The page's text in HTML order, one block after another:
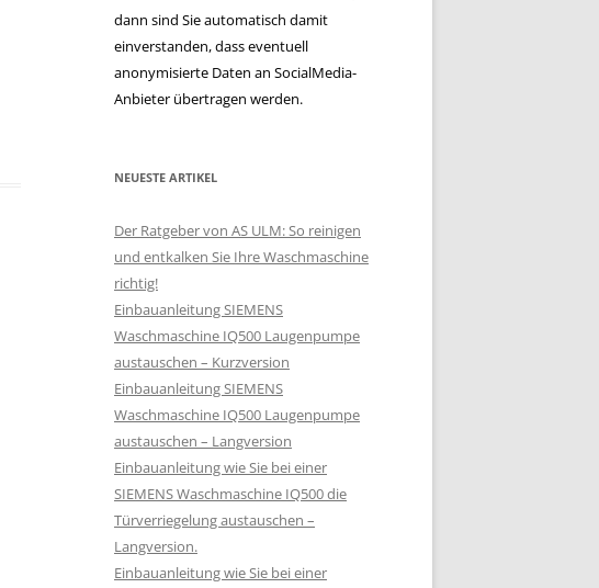
dann sind Sie automatisch damit
einverstanden, dass eventuell
anonymisierte Daten an SocialMedia-
Anbieter übertragen werden.
NEUESTE ARTIKEL
Der Ratgeber von AS ULM: So reinigen
und entkalken Sie Ihre Waschmaschine
richtig!
Einbauanleitung SIEMENS
Waschmaschine IQ500 Laugenpumpe
austauschen – Kurzversion
Einbauanleitung SIEMENS
Waschmaschine IQ500 Laugenpumpe
austauschen – Langversion
Einbauanleitung wie Sie bei einer
SIEMENS Waschmaschine IQ500 die
Türverriegelung austauschen –
Langversion.
Einbauanleitung wie Sie bei einer